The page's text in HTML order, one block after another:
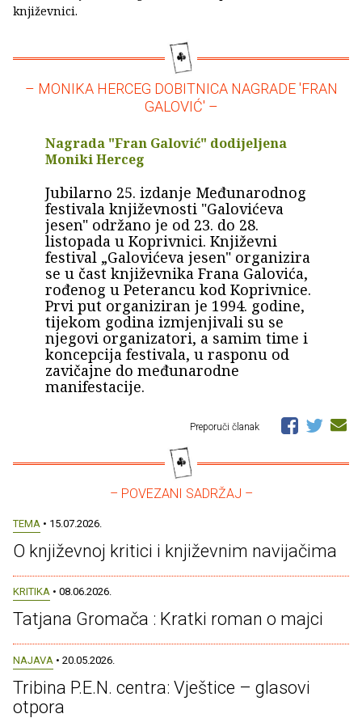
književnici.
– MONIKA HERCEG DOBITNICA NAGRADE 'FRAN
GALOVIĆ' –
Nagrada "Fran Galović" dodijeljena
Moniki Herceg
Jubilarno 25. izdanje Međunarodnog
festivala književnosti "Galovićeva
jesen" održano je od 23. do 28.
listopada u Koprivnici. Književni
festival „Galovićeva jesen" organizira
se u čast književnika Frana Galovića,
rođenog u Peterancu kod Koprivnice.
Prvi put organiziran je 1994. godine,
tijekom godina izmjenjivali su se
njegovi organizatori, a samim time i
koncepcija festivala, u rasponu od
zavičajne do međunarodne
manifestacije.
Preporuči članak
– POVEZANI SADRŽAJ –
TEMA • 15.07.2026.
O književnoj kritici i književnim navijačima
KRITIKA • 08.06.2026.
Tatjana Gromača : Kratki roman o majci
NAJAVA • 20.05.2026.
Tribina P.E.N. centra: Vještice – glasovi
otpora